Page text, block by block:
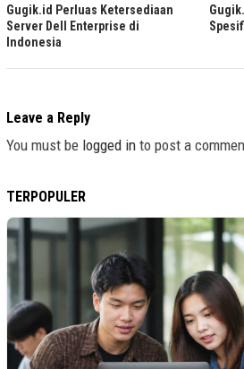
Gugik.id Perluas Ketersediaan
Server Dell Enterprise di
Indonesia
Leave a Reply
You must be logged in to post a
TERPOPULER